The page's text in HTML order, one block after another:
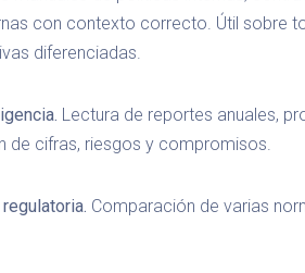
con contexto correcto. Útil sobre
diferenciadas.
Lectura de reportes anuales,
de cifras, riesgos y compromisos.
Comparación de varias